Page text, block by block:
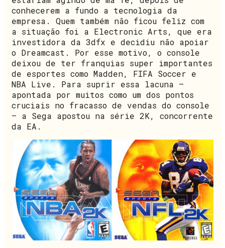
conhecerem a fundo a tecnologia da
empresa. Quem também não ficou feliz com
a situação foi a Electronic Arts, que era
investidora da 3dfx e decidiu não apoiar
o Dreamcast. Por esse motivo, o console
deixou de ter franquias super importantes
de esportes como Madden, FIFA Soccer e
NBA Live. Para suprir essa lacuna –
apontada por muitos como um dos pontos
cruciais no fracasso de vendas do console
– a Sega apostou na série 2K, concorrente
da EA.